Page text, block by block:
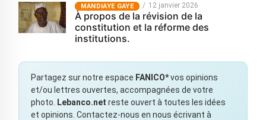
MANDIAYE GAYE 12 janvier 2026
À propos de la révision de la
constitution et la réforme des
institutions.
Partagez sur notre espace FANICO*vos opinions
et/ou lettres ouvertes, accompagnées de votre
photo.
Lebanco.net reste ouvert à toutes les idées
et opinions. Contactez-nous en nous écrivant à